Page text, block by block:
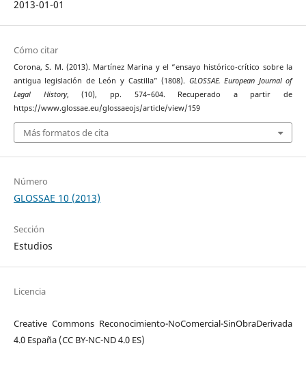
2013-01-01
Cómo citar
Corona, S. M. (2013). Martínez Marina y el “ensayo histórico-crítico sobre la
antigua legislación de León y Castilla” (1808). GLOSSAE. European Journal of
Legal History, (10), pp. 574–604. Recuperado a partir de
https://www.glossae.eu/glossaeojs/article/view/159
Más formatos de cita
Número
GLOSSAE 10 (2013)
Sección
Estudios
Licencia
Creative Commons Reconocimiento-NoComercial-SinObraDerivada
4.0 España (CC BY-NC-ND 4.0 ES)